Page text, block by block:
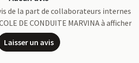
de la part de collaborateurs internes
DE CONDUITE MARVINA à afficher
Laisser un avis